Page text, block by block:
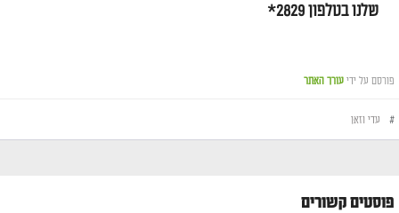
שלנו בטלפון 2829 *
פורסם על ידי עורך האתר
# עדי וזאן
פוסטים קשורים